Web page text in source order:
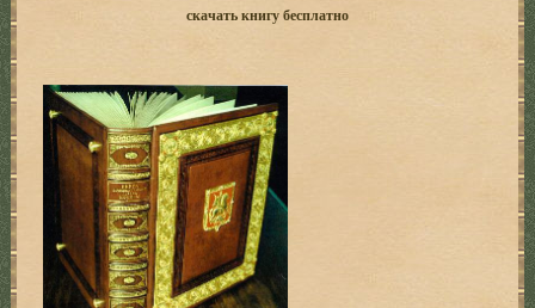
скачать книгу бесплатно